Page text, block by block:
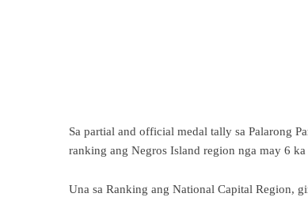
Sa partial and official medal tally sa Palarong
ranking ang Negros Island region nga may 6
Una sa Ranking ang National Capital Region,